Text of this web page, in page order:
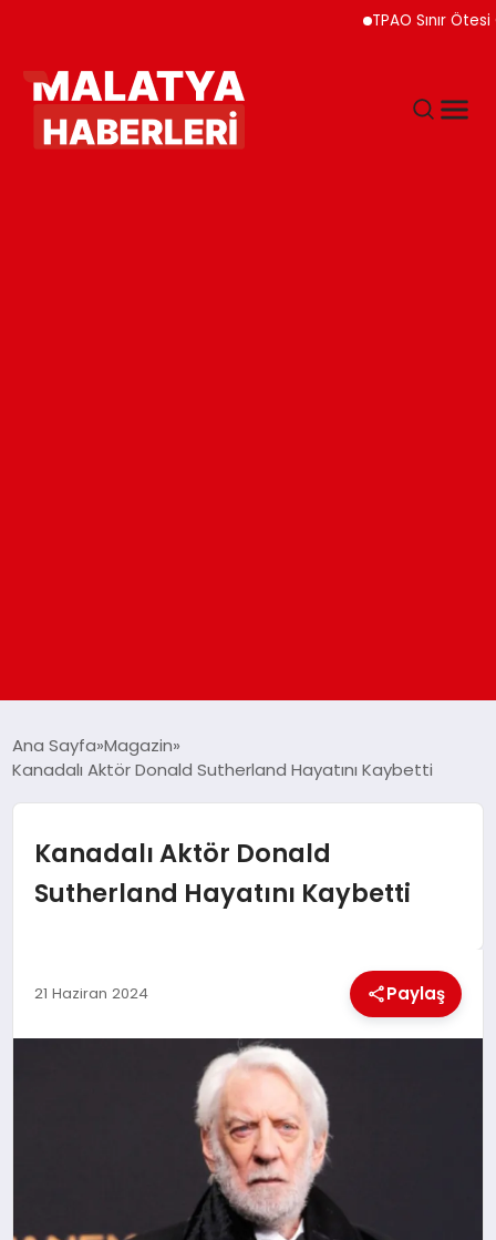
TPAO Sınır Ötesi
DÜNYA
EKONOMI
Ana Sayfa Magazin
Kanadalı Aktör Donald Sutherland Hayatını Kaybetti
Kanadalı Aktör Donald
Sutherland Hayatını Kaybetti
21 Haziran 2024 Paylaş